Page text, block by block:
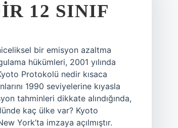
12 SINIF
bir emisyon azaltma
hükümleri, 2001 yılında
Protokolü nedir kısaca
1990 seviyelerine kıyasla
tahminleri dikkate alındığında,
kaç ülke var? Kyoto
York’ta imzaya açılmıştır.